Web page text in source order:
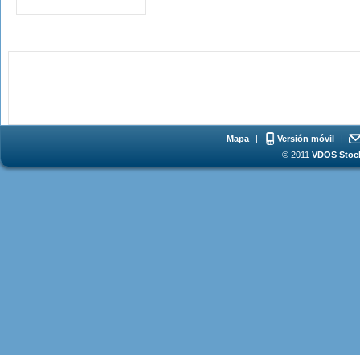
Mapa | Versión móvil
|
© 2011 VDOS